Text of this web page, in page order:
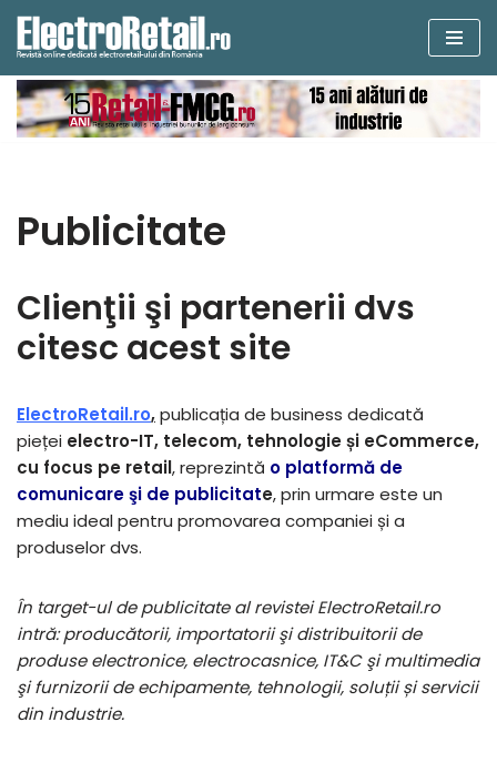
Sari
la
conținut
Publicitate
Clienţii şi partenerii dvs
citesc acest site
ElectroRetail.ro,publicația de business dedicată
pieței electro-IT, telecom, tehnologie și eCommerce,
cu focus pe retail, reprezintă o platformă de
comunicare şi de publicitate, prin urmare este un
mediu ideal pentru promovarea companiei și a
produselor dvs.
În target-ul de publicitate al revistei ElectroRetail.ro
intră: producătorii, importatorii şi distribuitorii de
produse electronice, electrocasnice, IT&C şi multimedia
şi furnizorii de echipamente, tehnologii, soluții și servicii
din industrie.